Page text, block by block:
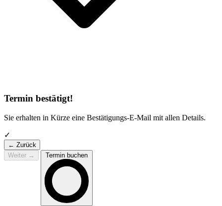
Termin bestätigt!
Sie erhalten in Kürze eine Bestätigungs-E-Mail mit allen Details.
✓
← Zurück
Weiter → Termin buchen